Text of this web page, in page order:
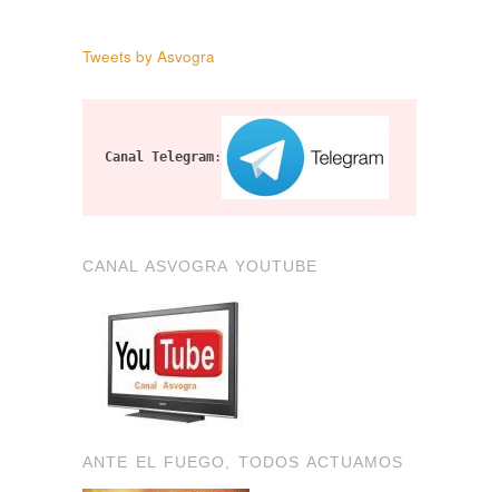
Tweets by Asvogra
Canal Telegram:
CANAL ASVOGRA YOUTUBE
ANTE EL FUEGO, TODOS ACTUAMOS